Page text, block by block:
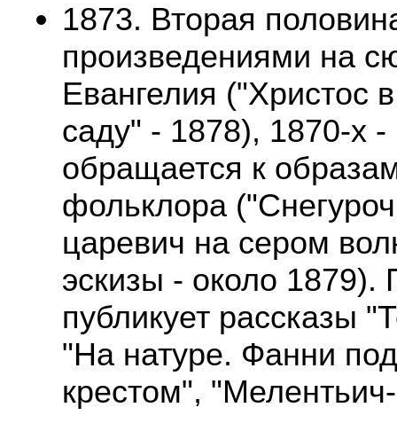
1873. Вторая
произведениями на
Евангелия ("Христос
саду" - 1878), 1870-х -
обращается к
фольклора
царевич на сером
эскизы - около 1879).
публикует рассказы
"На натуре. Фанни
крестом",